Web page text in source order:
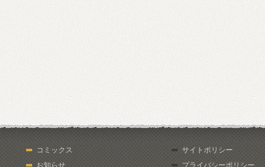
コミックス
お知らせ
サイトポリシー
プライバシーポリシー